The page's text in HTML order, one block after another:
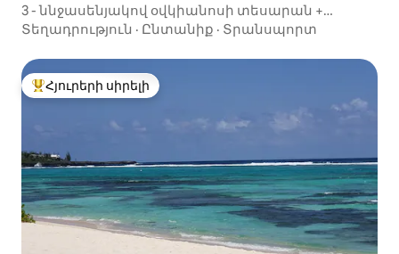
3 - ննջասենյակով օվկիանոսի տեսարան +
լողավազան Յոթ մղոն լողափում
Տեղադրություն · Ընտանիք · Տրանսպորտ
Հյուրերի սիրելի լավագույն տները
Հյուրերի սիրելի